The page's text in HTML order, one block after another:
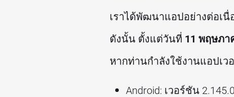
เราได้พัฒนาแอปอย่างต่อเ
ดังนั้น ตั้งแต่วันที่ 11 พฤษภา
หากท่านกำลังใช้งานแอปเว
Android: เวอร์ชัน